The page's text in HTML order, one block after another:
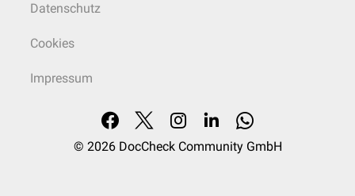
Datenschutz
Cookies
Impressum
© 2026 DocCheck Community GmbH